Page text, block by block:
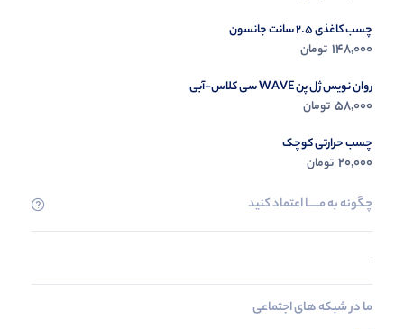
چسب کاغذی 2.5 سانت جانسون
148,000 تومان
روان نویس ژل پن WAVE سی کلاس-آبی
58,000 تومان
چسب حرارتی کوچک
20,000 تومان
چگونه به مــــــا اعتماد کنید
ما در شبکه های اجتماعی